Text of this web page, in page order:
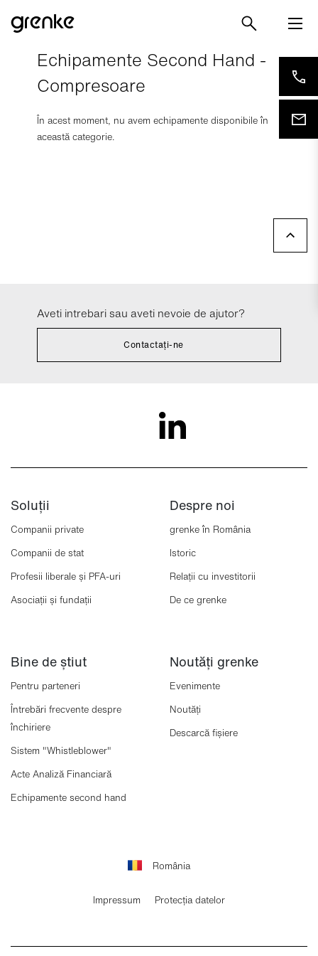
Echipamente Second Hand -
Compresoare
În acest moment, nu avem echipamente disponibile în
această categorie.
Aveti intrebari sau aveti nevoie de ajutor?
Contactați-ne
Soluții
Companii private
Companii de stat
Profesii liberale și PFA-uri
Asociații și fundații
Despre noi
grenke în România
Istoric
Relații cu investitorii
De ce grenke
Bine de știut
Pentru parteneri
Întrebări frecvente despre
închiriere
Sistem "Whistleblower"
Acte Analiză Financiară
Echipamente second hand
Noutăți grenke
Evenimente
Noutăți
Descarcă fișiere
România
Impressum Protecția datelor